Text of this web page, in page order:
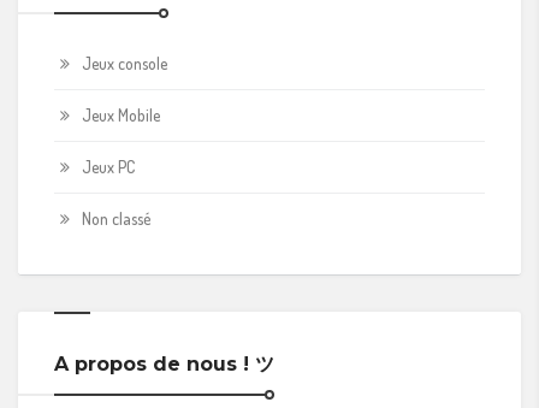
Jeux console
Jeux Mobile
Jeux PC
Non classé
A propos de nous ! ツ